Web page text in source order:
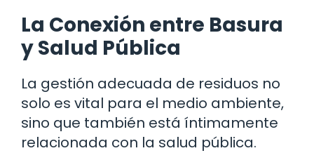
La Conexión entre Basura
y Salud Pública
La gestión adecuada de residuos no
solo es vital para el medio ambiente,
sino que también está íntimamente
relacionada con la salud pública.